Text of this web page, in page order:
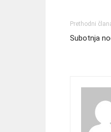
Prethodni
Subotnja